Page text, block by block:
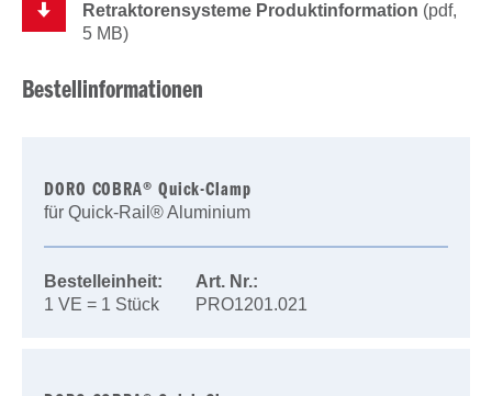
Retraktorensysteme Produktinformation (pdf,
5 MB)
Bestellinformationen
DORO COBRA® Quick-Clamp
für Quick-Rail® Aluminium
Bestelleinheit:
Art. Nr.:
1 VE = 1 Stück
PRO1201.021